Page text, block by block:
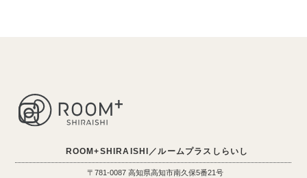
ROOM+SHIRAISHI／ルームプラスしらいし
〒781-0087 高知県高知市南久保5番21号